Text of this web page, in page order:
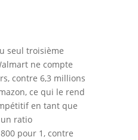
seul troisième
ne compte
contre 6,3 millions
ce qui le rend
en tant que
ratio
pour 1, contre